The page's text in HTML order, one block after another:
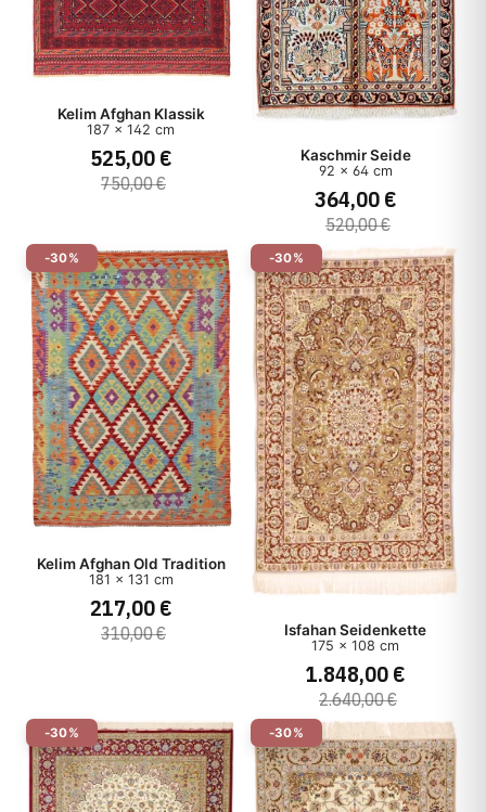
Kelim Afghan Klassik
187 x 142 cm
525,00 €
750,00 €
Kaschmir Seide
92 x 64 cm
364,00 €
520,00 €
-30%
Kelim Afghan Old Tradition
181 x 131 cm
217,00 €
310,00 €
-30%
Isfahan Seidenkette
175 x 108 cm
1.848,00 €
2.640,00 €
-30% -30%